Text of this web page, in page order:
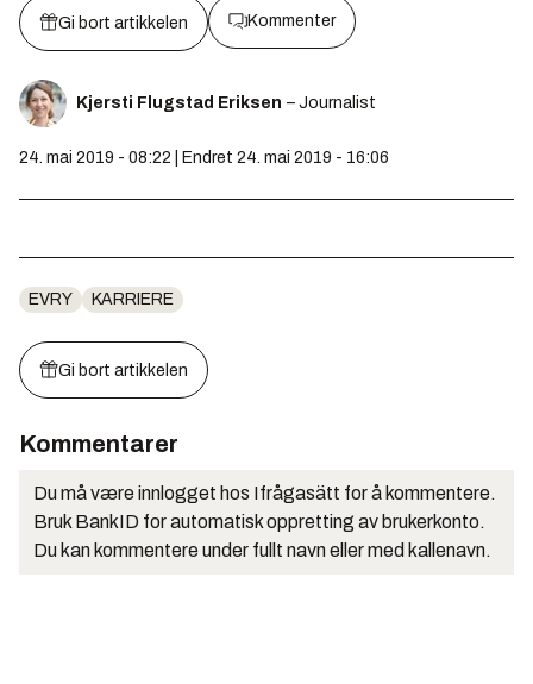
Gi bort artikkelen Kommenter
Kjersti Flugstad Eriksen – Journalist
24. mai 2019 - 08:22 | Endret 24. mai 2019 - 16:06
EVRY KARRIERE
Gi bort artikkelen
Kommentarer
Du må være innlogget hos Ifrågasätt for å kommentere.
Bruk BankID for automatisk oppretting av brukerkonto.
Du kan kommentere under fullt navn eller med kallenavn.